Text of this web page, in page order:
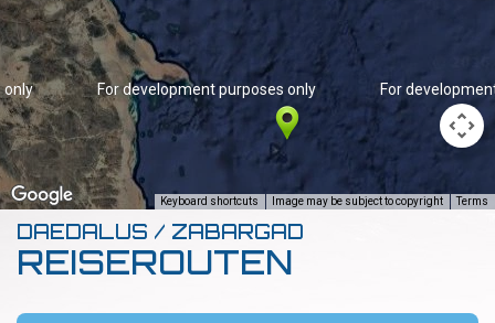
For development purposes only
only For
Keyboard shortcuts Image may be subject to copyright Terms
DAEDALUS / ZABARGAD
REISEROUTEN